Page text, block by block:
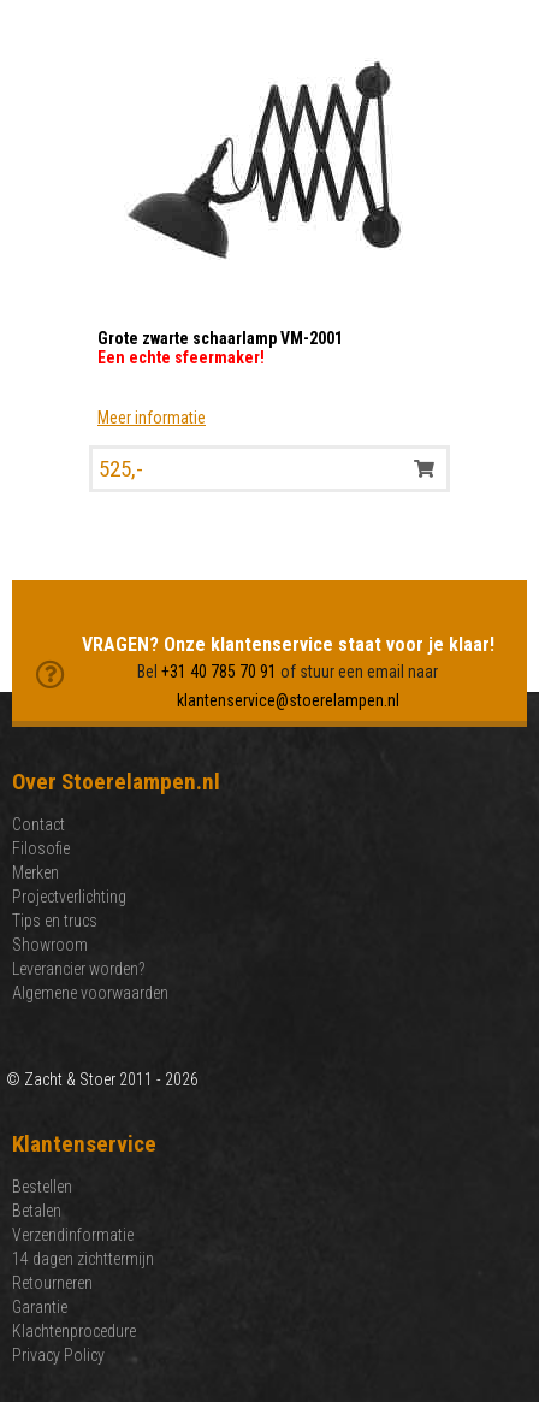
Grote zwarte schaarlamp VM-2001
Een echte sfeermaker!
Meer informatie
525,-
VRAGEN? Onze klantenservice staat voor je klaar!
Bel +31 40 785 70 91 of stuur een email naar
klantenservice@stoerelampen.nl
Over Stoerelampen.nl
Contact
Filosofie
Merken
Projectverlichting
Tips en trucs
Showroom
Leverancier worden?
Algemene voorwaarden
© Zacht & Stoer 2011 - 2026
Klantenservice
Bestellen
Betalen
Verzendinformatie
14 dagen zichttermijn
Retourneren
Garantie
Klachtenprocedure
Privacy Policy